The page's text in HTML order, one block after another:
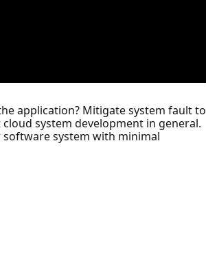
application? Mitigate system fault to
system development in general.
system with minimal